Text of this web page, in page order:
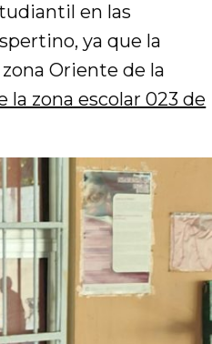
en las
ya que la
Oriente de la
la zona escolar 023 de